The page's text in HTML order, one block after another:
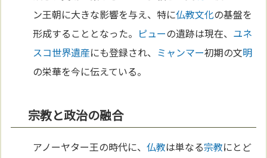
ン王朝に大きな影響を与え、特に仏教文化の基盤を
形成することとなった。 ピューの遺跡は現在、 ユネ
スコ世界遺産にも登録され、 ミャンマー初期の文明
の栄華を今に伝えている。
宗教と政治の融合
アノーヤター王の時代に、仏教は単なる宗教にとど